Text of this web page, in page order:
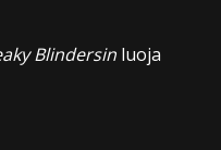
Blindersin luoja